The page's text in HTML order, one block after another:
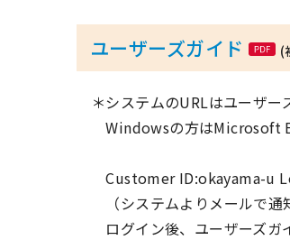
ユーザーズガイド (
＊システムのURLはユーザー
Windowsの方はMicrosoft
(Internet
Customer ID:okayama-u
（システムよりメールで通
ログイン後、ユーザーズガイ